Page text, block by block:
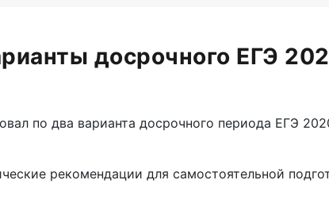
досрочного ЕГЭ
по два варианта досрочного периода ЕГЭ
рекомендации для самостоятельной